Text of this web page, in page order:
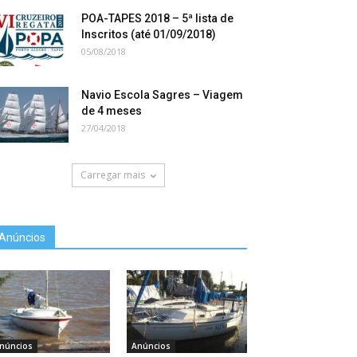
POA-TAPES 2018 – 5ª lista de
Inscritos (até 01/09/2018)
05/08/2018
Navio Escola Sagres – Viagem
de 4 meses
27/04/2018
Carregar mais
Anúncios